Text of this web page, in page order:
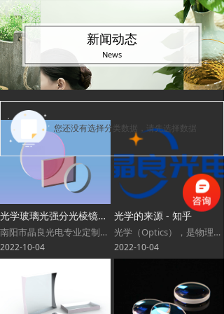
您还没有选择分类数据，请先选择数据
光学玻璃光强分光棱镜与非偏振分光棱镜激光辐射的偏振的区别
南阳市晶良光电专业定制光学元件
2022-10-04
光学的来源 - 知乎
光学（Optics），是物理学的分支，主要是研究光的现象、性质与应用，包括光与物质之间的相互作用、光学仪器的制作。光学通常研究红外线、紫外线及可见光的物理行为。因为光是电磁波，其它形式的电磁辐射，例如X射线、微波、电磁辐射及无线电波等等也具有类似光的特性。
2022-10-04
新闻动态
News